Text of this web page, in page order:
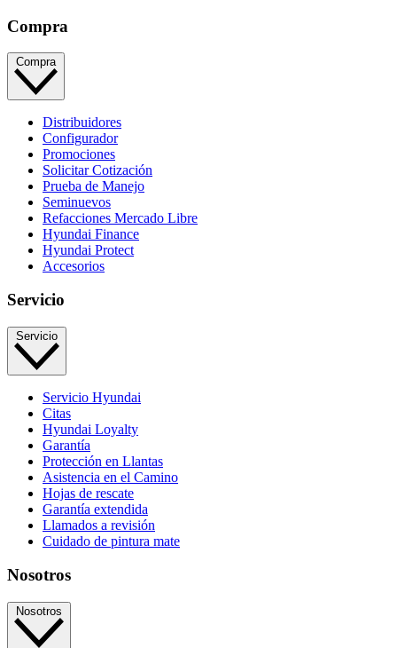
Compra
Compra
Distribuidores
Configurador
Promociones
Solicitar Cotización
Prueba de Manejo
Seminuevos
Refacciones Mercado Libre
Hyundai Finance
Hyundai Protect
Accesorios
Servicio
Servicio
Servicio Hyundai
Citas
Hyundai Loyalty
Garantía
Protección en Llantas
Asistencia en el Camino
Hojas de rescate
Garantía extendida
Llamados a revisión
Cuidado de pintura mate⁠
Nosotros
Nosotros